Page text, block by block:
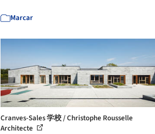
Marcar
Cranves-Sales 学校 / Christophe Rousselle
Architecte